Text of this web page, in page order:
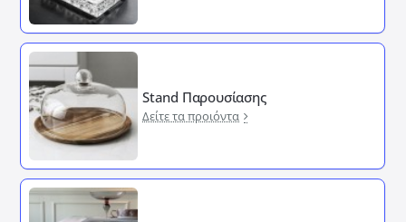
Stand Παρουσίασης
Δείτε τα προιόντα